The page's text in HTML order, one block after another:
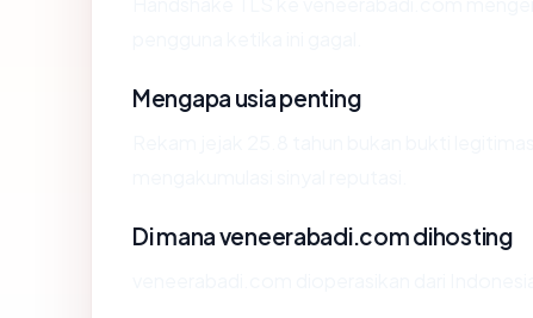
Mengapa usia penting
Di mana veneerabadi.com dihosting